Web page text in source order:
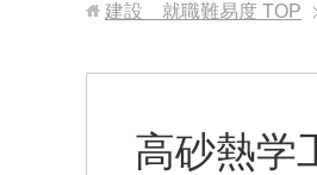
建設 就職難易度 TOP
高砂熱